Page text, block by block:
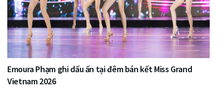
Emoura Phạm ghi dấu ấn tại đêm bán kết Miss Grand
Vietnam 2026